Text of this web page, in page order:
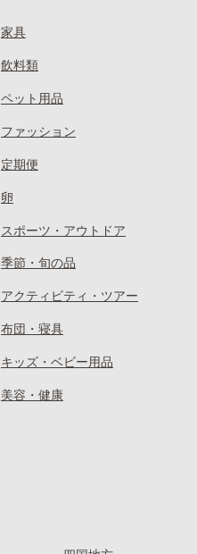
家具
飲料類
ペット用品
ファッション
定期便
卵
スポーツ・アウトドア
季節・旬の品
アクティビティ・ツアー
布団・寝具
キッズ・ベビー用品
美容・健康